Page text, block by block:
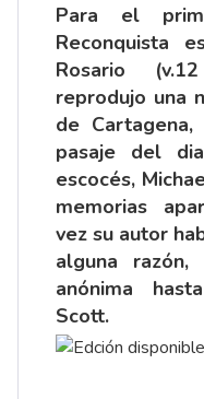
Para el
Reconquista
Rosario
reprodujo una
de
pasaje del
escocés,
memorias
vez su autor
alguna
anónima
Scott.